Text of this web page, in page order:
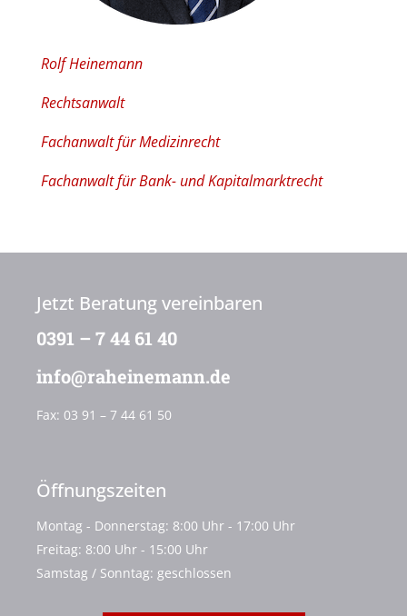
Rolf Heinemann
Rechtsanwalt
Fachanwalt für Medizinrecht
Fachanwalt für Bank- und Kapitalmarktrecht
Jetzt Beratung vereinbaren
0391 – 7 44 61 40
info@raheinemann.de
Fax: 03 91 – 7 44 61 50
Öffnungszeiten
Montag - Donnerstag: 8:00 Uhr - 17:00 Uhr
Freitag: 8:00 Uhr - 15:00 Uhr
Samstag / Sonntag: geschlossen